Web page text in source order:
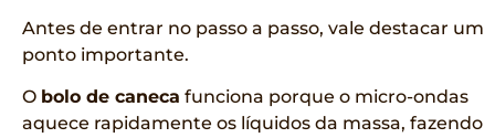
Antes de entrar no passo a passo, vale destacar um
ponto importante.
O bolo de caneca funciona porque o micro-ondas
aquece rapidamente os líquidos da massa, fazendo